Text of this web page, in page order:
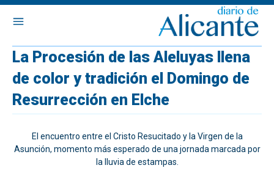
La Procesión de las Aleluyas llena
de color y tradición el Domingo de
Resurrección en Elche
El encuentro entre el Cristo Resucitado y la Virgen de la
Asunción, momento más esperado de una jornada marcada por
la lluvia de estampas.